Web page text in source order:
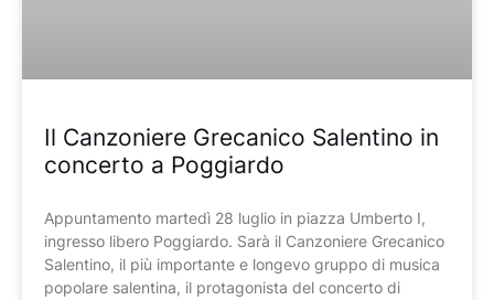
Il Canzoniere Grecanico Salentino in
concerto a Poggiardo
Appuntamento martedì 28 luglio in piazza Umberto I,
ingresso libero Poggiardo. Sarà il Canzoniere Grecanico
Salentino, il più importante e longevo gruppo di musica
popolare salentina, il protagonista del concerto di